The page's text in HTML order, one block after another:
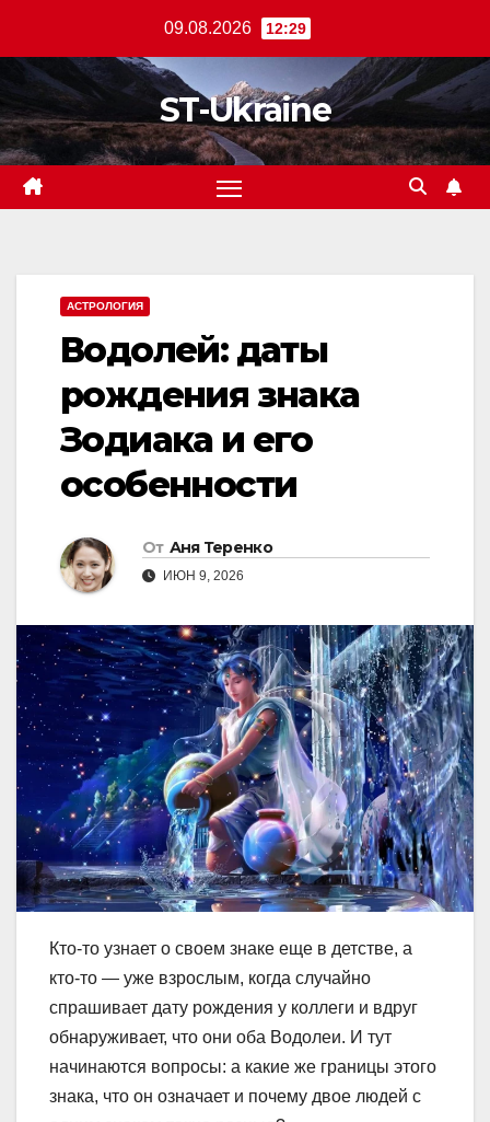
содержанию
09.08.2026 12:29
ST-Ukraine
АСТРОЛОГИЯ
Водолей: даты
рождения знака
Зодиака и его
особенности
От Аня Теренко
ИЮН 9, 2026
Кто-то узнает о своем знаке еще в детстве, а
кто-то — уже взрослым, когда случайно
спрашивает дату рождения у коллеги и вдруг
обнаруживает, что они оба Водолеи. И тут
начинаются вопросы: а какие же границы этого
знака, что он означает и почему двое людей с